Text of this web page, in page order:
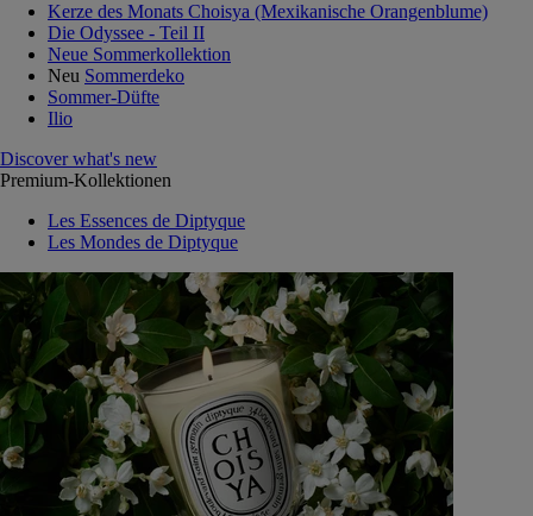
Kerze des Monats Choisya (Mexikanische Orangenblume)
Die Odyssee - Teil II
Neue Sommerkollektion
Neu Sommerdeko
Sommer-Düfte
Ilio
Discover what's new
Premium-Kollektionen
Les Essences de Diptyque
Les Mondes de Diptyque